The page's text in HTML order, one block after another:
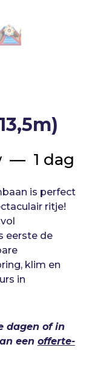
1 dag
is perfect
ritje!
eerste de
klim en
in
dagen of in
een offerte-